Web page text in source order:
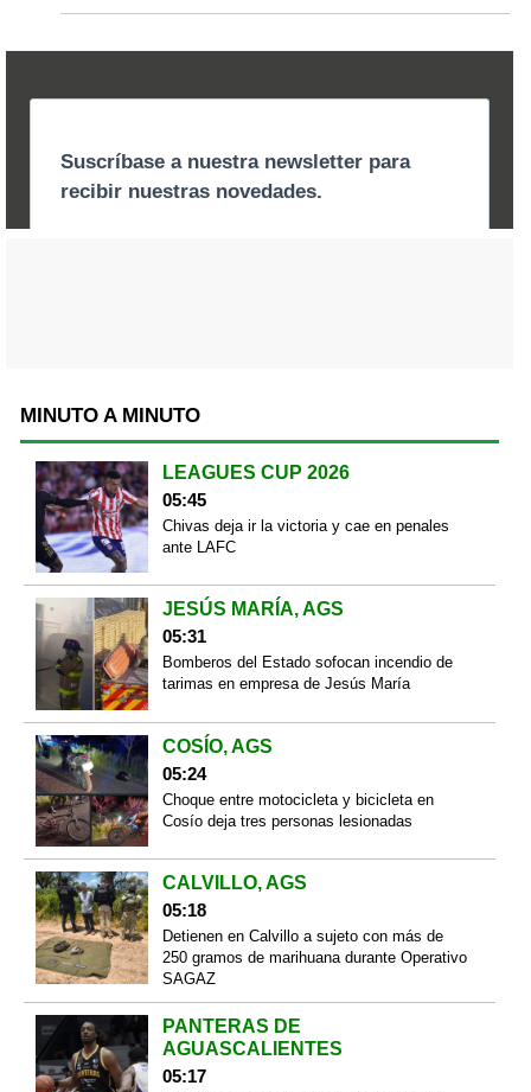
MINUTO A MINUTO
LEAGUES CUP 2026
05:45
Chivas deja ir la victoria y cae en penales
ante LAFC
JESÚS MARÍA, AGS
05:31
Bomberos del Estado sofocan incendio de
tarimas en empresa de Jesús María
COSÍO, AGS
05:24
Choque entre motocicleta y bicicleta en
Cosío deja tres personas lesionadas
CALVILLO, AGS
05:18
Detienen en Calvillo a sujeto con más de
250 gramos de marihuana durante Operativo
SAGAZ
PANTERAS DE
AGUASCALIENTES
05:17